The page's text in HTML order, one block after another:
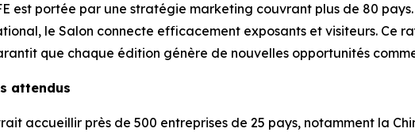
est portée par une stratégie marketing couvrant plus de 80
le Salon connecte efficacement exposants et visiteurs. Ce
que chaque édition génère de nouvelles opportunités
attendus
accueillir près de 500 entreprises de 25 pays, notamment la